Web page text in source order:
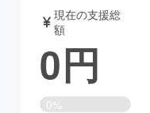
音楽
ゲーム・サ
書籍・雑誌
現在の支援総
額
0円
0%